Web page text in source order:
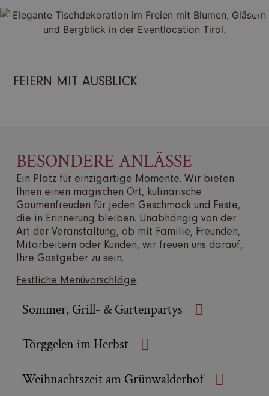
FEIERN MIT AUSBLICK
BESONDERE ANLÄSSE
Ein Platz für einzigartige Momente. Wir bieten
Ihnen einen magischen Ort, kulinarische
Gaumenfreuden für jeden Geschmack und Feste,
die in Erinnerung bleiben. Unabhängig von der
Art der Veranstaltung, ob mit Familie, Freunden,
Mitarbeitern oder Kunden, wir freuen uns darauf,
Ihre Gastgeber zu sein.
Festliche Menüvorschläge
Sommer, Grill- & Gartenpartys
Törggelen im Herbst
Weihnachtszeit am Grünwalderhof